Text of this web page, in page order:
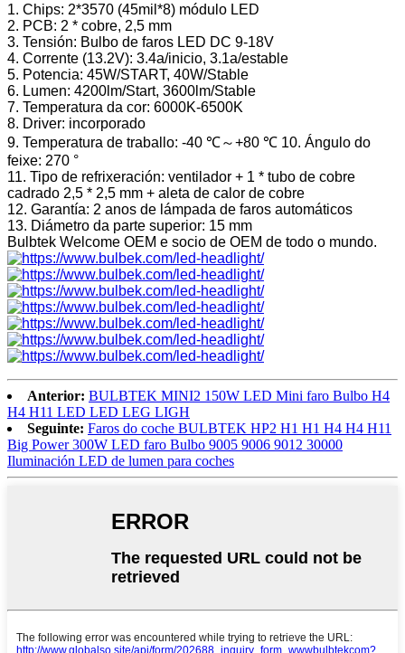
1. Chips: 2*3570 (45mil*8) módulo LED
2. PCB: 2 * cobre, 2,5 mm
3. Tensión: Bulbo de faros LED DC 9-18V
4. Corrente (13.2V): 3.4a/inicio, 3.1a/estable
5. Potencia: 45W/START, 40W/Stable
6. Lumen: 4200lm/Start, 3600lm/Stable
7. Temperatura da cor: 6000K-6500K
8. Driver: incorporado
9. Temperatura de traballo: -40 ℃～+80 ℃ 10. Ángulo do
feixe: 270 °
11. Tipo de refrixeración: ventilador + 1 * tubo de cobre
cadrado 2,5 * 2,5 mm + aleta de calor de cobre
12. Garantía: 2 anos de lámpada de faros automáticos
13. Diámetro da parte superior: 15 mm
Bulbtek Welcome OEM e socio de OEM de todo o mundo.
Anterior: BULBTEK MINI2 150W LED Mini faro Bulbo H4
H4 H11 LED LED LEG LIGH
Seguinte: Faros do coche BULBTEK HP2 H1 H1 H4 H4 H11
Big Power 300W LED faro Bulbo 9005 9006 9012 30000
Iluminación LED de lumen para coches